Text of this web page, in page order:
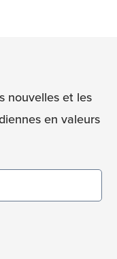
nouvelles et les
en valeurs